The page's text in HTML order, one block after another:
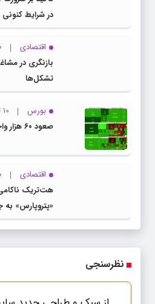
در شرایط کنونی
اقتصادی
بازنگری در
تشکل‌ها
بورس
10 تیر 1405
صعود ۶۰ هزار واحدی شاخص بورس
اقتصادی
هت‌تریک
«پتروپارس» به
می‌کند
نظرسنجی